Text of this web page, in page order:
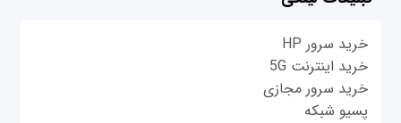
خرید سرور HP
خرید اینترنت 5G
خرید سرور مجازی
پسیو شبکه